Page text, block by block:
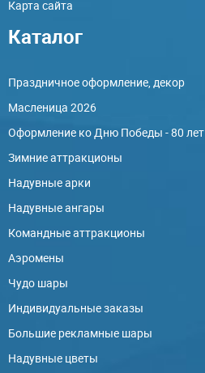
Карта сайта
Каталог
Праздничное оформление, декор
Масленица 2026
Оформление ко Дню Победы - 80 лет
Зимние аттракционы
Надувные арки
Надувные ангары
Командные аттракционы
Аэромены
Чудо шары
Индивидуальные заказы
Большие рекламные шары
Надувные цветы